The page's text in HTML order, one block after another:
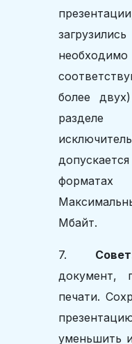
более
Мбайт.
7.
документ,
печати.
уменьшить